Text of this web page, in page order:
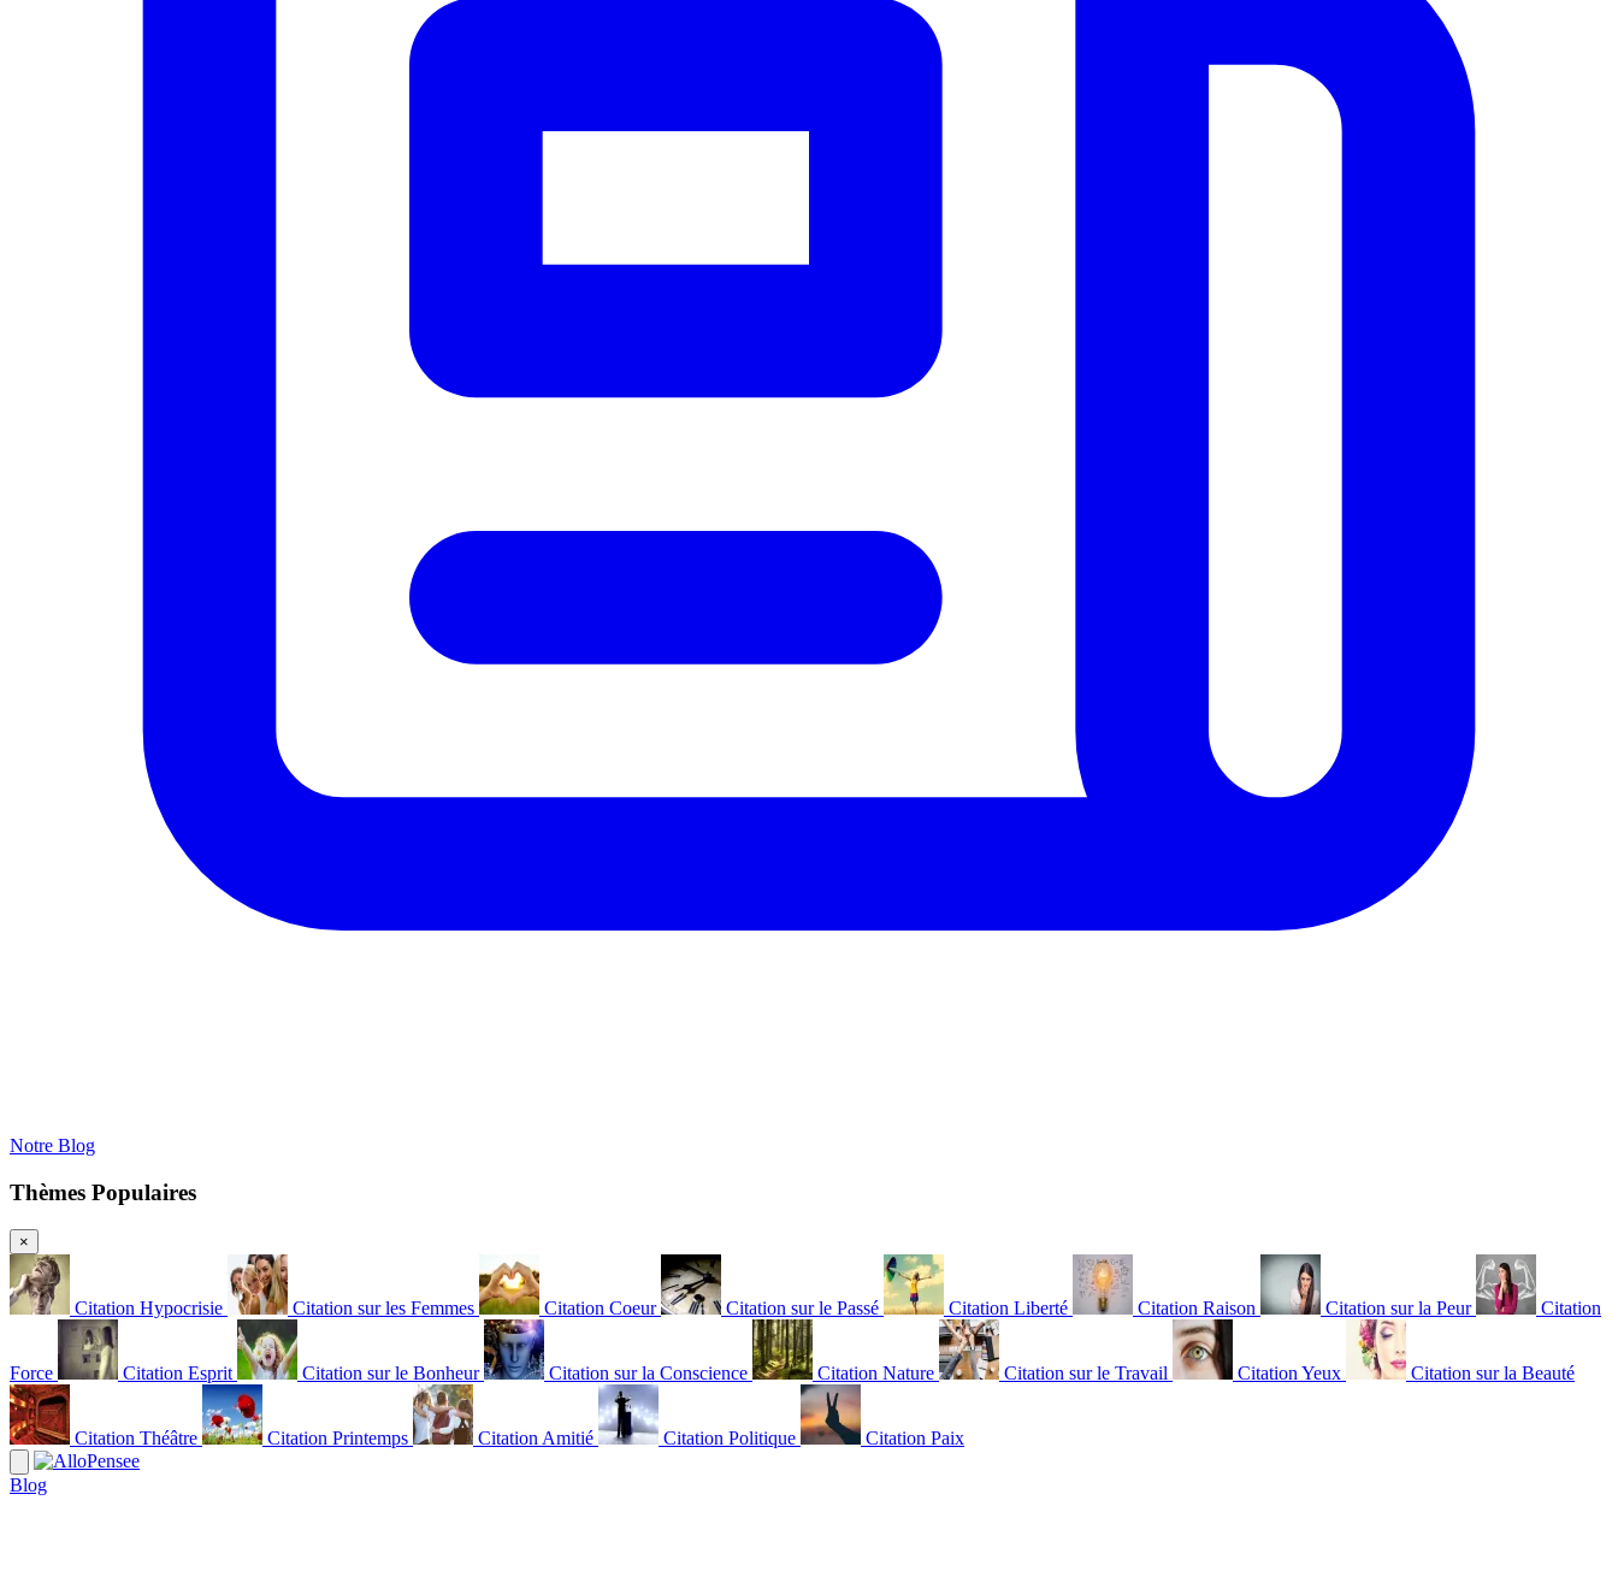
Notre Blog
Thèmes Populaires
×
Citation Hypocrisie Citation sur les Femmes Citation Coeur Citation sur le Passé Citation Liberté Citation Raison Citation sur la Peur Citation
Force Citation Esprit Citation sur le Bonheur Citation sur la Conscience Citation Nature Citation sur le Travail Citation Yeux Citation sur la Beauté
Citation Théâtre Citation Printemps Citation Amitié Citation Politique Citation Paix
Blog